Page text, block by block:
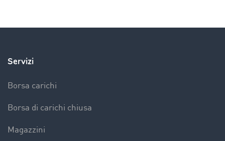
Servizi
Borsa carichi
Borsa di carichi chiusa
Magazzini